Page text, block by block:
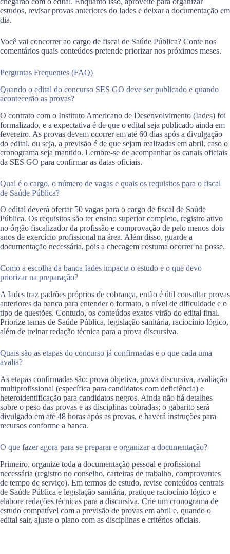
estudos, revisar provas anteriores do Iades e deixar a documentação em
dia.
Você vai concorrer ao cargo de fiscal de Saúde Pública? Conte nos
comentários quais conteúdos pretende priorizar nos próximos meses.
Perguntas Frequentes (FAQ)
Quando o edital do concurso SES GO deve ser publicado e quando
acontecerão as provas?
O contrato com o Instituto Americano de Desenvolvimento (Iades) foi
formalizado, e a expectativa é de que o edital seja publicado ainda em
fevereiro. As provas devem ocorrer em até 60 dias após a divulgação
do edital, ou seja, a previsão é de que sejam realizadas em abril, caso o
cronograma seja mantido. Lembre-se de acompanhar os canais oficiais
da SES GO para confirmar as datas oficiais.
Qual é o cargo, o número de vagas e quais os requisitos para o fiscal
de Saúde Pública?
O edital deverá ofertar 50 vagas para o cargo de fiscal de Saúde
Pública. Os requisitos são ter ensino superior completo, registro ativo
no órgão fiscalizador da profissão e comprovação de pelo menos dois
anos de exercício profissional na área. Além disso, guarde a
documentação necessária, pois a checagem costuma ocorrer na posse.
Como a escolha da banca Iades impacta o estudo e o que devo
priorizar na preparação?
A Iades traz padrões próprios de cobrança, então é útil consultar provas
anteriores da banca para entender o formato, o nível de dificuldade e o
tipo de questões. Contudo, os conteúdos exatos virão do edital final.
Priorize temas de Saúde Pública, legislação sanitária, raciocínio lógico,
além de treinar redação técnica para a prova discursiva.
Quais são as etapas do concurso já confirmadas e o que cada uma
avalia?
As etapas confirmadas são: prova objetiva, prova discursiva, avaliação
multiprofissional (específica para candidatos com deficiência) e
heteroidentificação para candidatos negros. Ainda não há detalhes
sobre o peso das provas e as disciplinas cobradas; o gabarito será
divulgado em até 48 horas após as provas, e haverá instruções para
recursos conforme a banca.
O que fazer agora para se preparar e organizar a documentação?
Primeiro, organize toda a documentação pessoal e profissional
necessária (registro no conselho, carteiras de trabalho, comprovantes
de tempo de serviço). Em termos de estudo, revise conteúdos centrais
de Saúde Pública e legislação sanitária, pratique raciocínio lógico e
elabore redações técnicas para a discursiva. Crie um cronograma de
estudo compatível com a previsão de provas em abril e, quando o
edital sair, ajuste o plano com as disciplinas e critérios oficiais.